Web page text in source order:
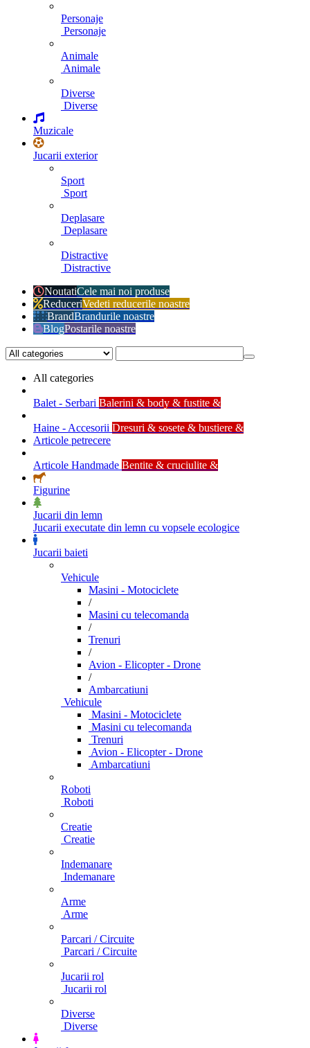
Personaje
Personaje
Animale
Animale
Diverse
Diverse
Muzicale
Jucarii exterior
Sport
Sport
Deplasare
Deplasare
Distractive
Distractive
NoutatiCele mai noi produse
ReduceriVedeti reducerile noastre
BrandBrandurile noastre
BlogPostarile noastre
All categories
Balet - Serbari Balerini & body & fustite &
Haine - Accesorii Dresuri & sosete & bustiere &
Articole petrecere
Articole Handmade Bentite & cruciulite &
Figurine
Jucarii din lemn
Jucarii executate din lemn cu vopsele ecologice
Jucarii baieti
Vehicule
Masini - Motociclete
/
Masini cu telecomanda
/
Trenuri
/
Avion - Elicopter - Drone
/
Ambarcatiuni
Vehicule
Masini - Motociclete
Masini cu telecomanda
Trenuri
Avion - Elicopter - Drone
Ambarcatiuni
Roboti
Roboti
Creatie
Creatie
Indemanare
Indemanare
Arme
Arme
Parcari / Circuite
Parcari / Circuite
Jucarii rol
Jucarii rol
Diverse
Diverse